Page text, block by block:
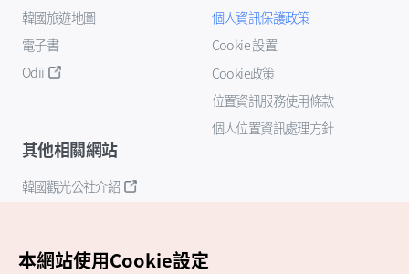
韓國旅遊地圖
電子書
Odii
個人資訊保護政策
Cookie 設置
Cookie政策
位置資訊服務使用條款
個人位置資訊處理方針
其他相關網站
韓國觀光公社介紹
本網站使用Cookie設定